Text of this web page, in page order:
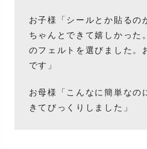
お子様「シールとか貼るの
ちゃんとできて嬉しかった
のフェルトを選びました。
です」
お母様「こんなに簡単なの
きてびっくりしました」